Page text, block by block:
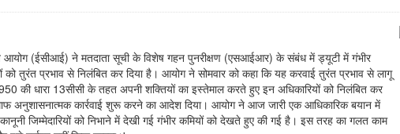
आयोग (ईसीआई) ने मतदाता सूची के विशेष गहन पुनरीक्षण (एसआईआर) के संबंध में ड्यूटी में गंभीर
को तुरंत प्रभाव से निलंबित कर दिया है। आयोग ने सोमवार को कहा कि यह करवाई तुरंत प्रभाव से लागू
की धारा 13सीसी के तहत अपनी शक्तियों का इस्तेमाल करते हुए इन अधिकारियों को निलंबित कर
अनुशासनात्मक कार्रवाई शुरू करने का आदेश दिया। आयोग ने आज जारी एक आधिकारिक बयान में
जिम्मेदारियों को निभाने में देखी गई गंभीर कमियों को देखते हुए की गई है। इस तरह का गलत काम